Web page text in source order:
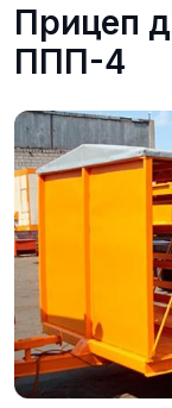
Прицеп
ППП-4